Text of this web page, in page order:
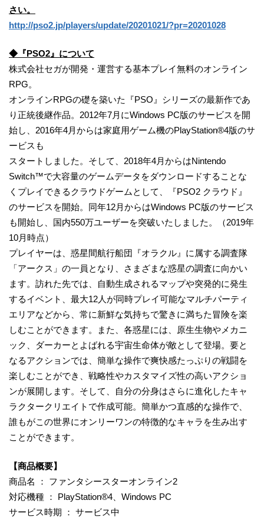
さい。
http://pso2.jp/players/update/20201021/?pr=20201028
◆『PSO2』について
株式会社セガが開発・運営する基本プレイ無料のオンライン
RPG。
オンラインRPGの礎を築いた『PSO』シリーズの最新作であ
り正統後継作品。2012年7月にWindows PC版のサービスを開
始し、2016年4月からは家庭用ゲーム機のPlayStation®4版のサ
ービスも
スタートしました。そして、2018年4月からはNintendo
Switch™で大容量のゲームデータをダウンロードすることな
くプレイできるクラウドゲームとして、『PSO2 クラウド』
のサービスを開始。同年12月からはWindows PC版のサービス
も開始し、国内550万ユーザーを突破いたしました。（2019年
10月時点）
プレイヤーは、惑星間航行船団『オラクル』に属する調査隊
「アークス」の一員となり、さまざまな惑星の調査に向かい
ます。訪れた先では、自動生成されるマップや突発的に発生
するイベント、最大12人が同時プレイ可能なマルチパーティ
エリアなどから、常に新鮮な気持ちで驚きに満ちた冒険を楽
しむことができます。また、各惑星には、原生生物やメカニ
ック、ダーカーとよばれる宇宙生命体が敵として登場。要と
なるアクションでは、簡単な操作で爽快感たっぷりの戦闘を
楽しむことができ、戦略性やカスタマイズ性の高いアクショ
ンが展開します。そして、自分の分身はさらに進化したキャ
ラクタークリエイトで作成可能。簡単かつ直感的な操作で、
誰もがこの世界にオンリーワンの特徴的なキャラを生み出す
ことができます。
【商品概要】
商品名 ： ファンタシースターオンライン2
対応機種 ： PlayStation®4、Windows PC
サービス時期 ： サービス中